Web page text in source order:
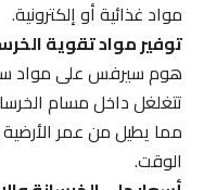
مواد غذائية أو إلكترونية.
توفير مواد تقوية
هوم سيرفس على مواد
تتغلغل داخل مسام
مما يطيل من عمر الأرضية
الوقت.